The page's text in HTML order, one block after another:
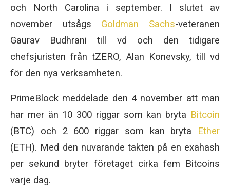
och North Carolina i september. I slutet av
november utsågs Goldman Sachs-veteranen
Gaurav Budhrani till vd och den tidigare
chefsjuristen från tZERO, Alan Konevsky, till vd
för den nya verksamheten.
PrimeBlock meddelade den 4 november att man
har mer än 10 300 riggar som kan bryta Bitcoin
(BTC) och 2 600 riggar som kan bryta Ether
(ETH). Med den nuvarande takten på en exahash
per sekund bryter företaget cirka fem Bitcoins
varje dag.